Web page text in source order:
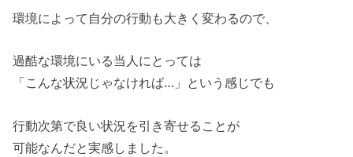
環境によって自分の行動も大きく変わるので、
過酷な環境にいる当人にとっては
「こんな状況じゃなければ…」という感じでも
行動次第で良い状況を引き寄せることが
可能なんだと実感しました。